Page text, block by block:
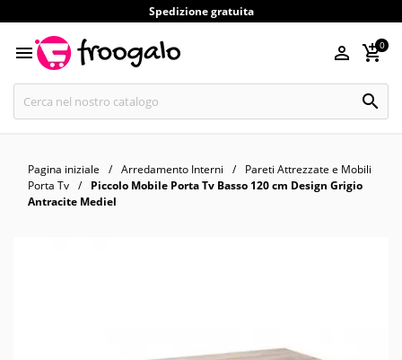
Spedizione gratuita
  0

Pagina iniziale Arredamento Interni
Pareti Attrezzate e Mobili
Porta Tv
Piccolo Mobile Porta Tv Basso 120 cm Design Grigio
Antracite Mediel